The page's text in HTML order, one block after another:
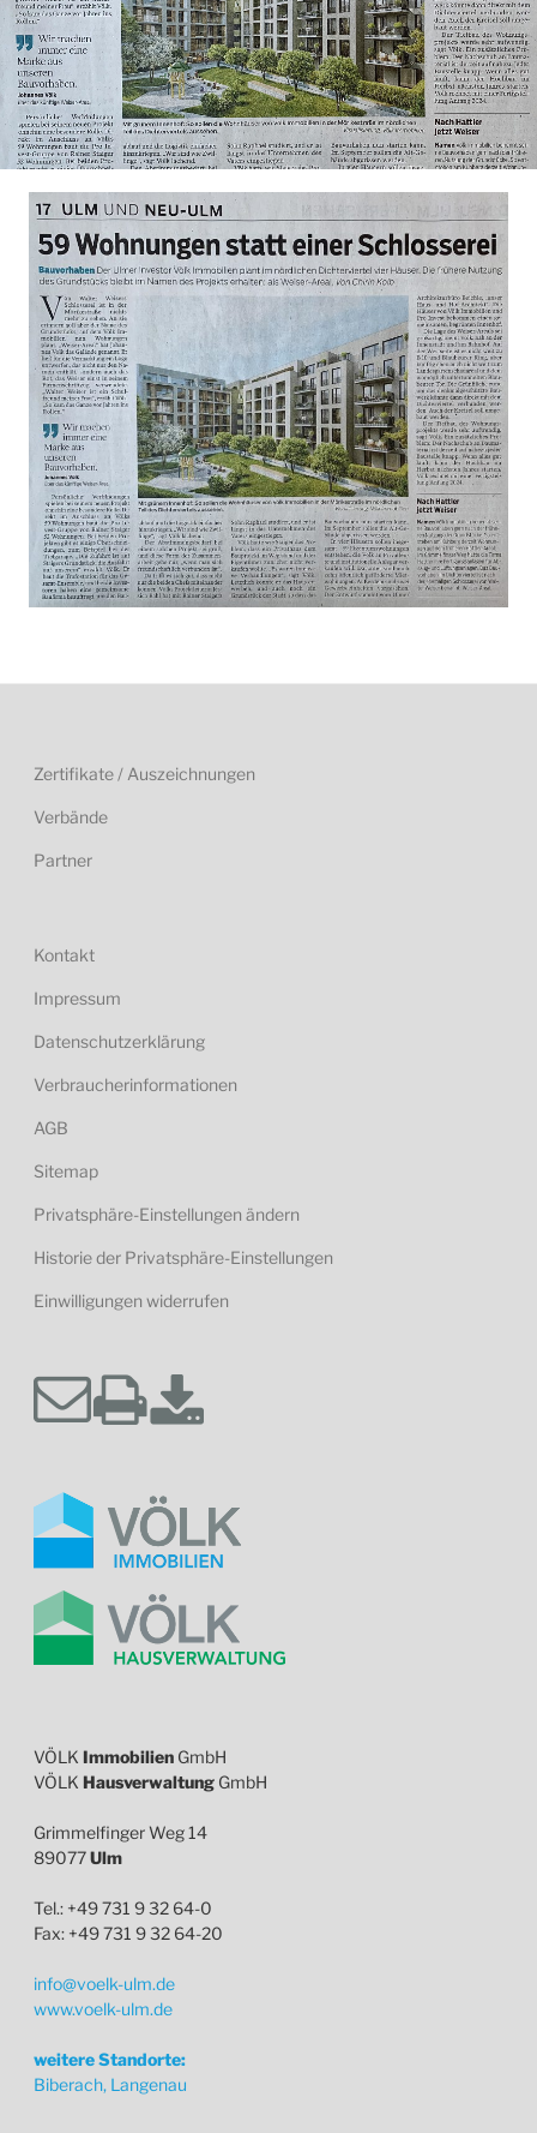
Zertifikate / Auszeichnungen
Verbände
Partner
Kontakt
Impressum
Datenschutzerklärung
Verbraucherinformationen
AGB
Sitemap
Privatsphäre-Einstellungen ändern
Historie der Privatsphäre-Einstellungen
Einwilligungen widerrufen
VÖLK Immobilien GmbH
VÖLK Hausverwaltung GmbH
Grimmelfinger Weg 14
89077Ulm
Tel.: +49 731 9 32 64-0
Fax: +49 731 9 32 64-20
info@voelk-ulm.de
www.voelk-ulm.de
weitere Standorte:
Biberach, Langenau